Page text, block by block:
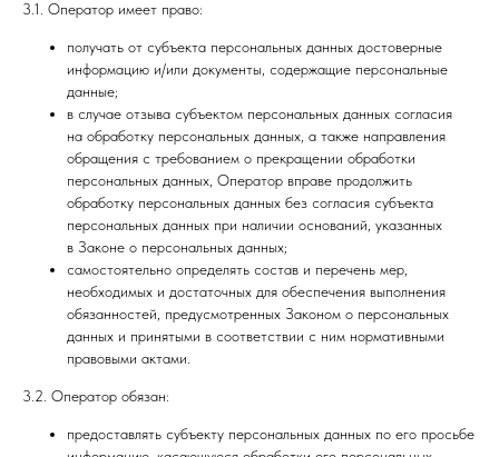
3.1. Оператор имеет право:
получать от субъекта персональных данных достоверные
информацию и/или документы, содержащие персональные
данные;
в случае отзыва субъектом персональных данных согласия
на обработку персональных данных, а также направления
обращения с требованием о прекращении обработки
персональных данных, Оператор вправе продолжить
обработку персональных данных без согласия субъекта
персональных данных при наличии оснований, указанных
в Законе о персональных данных;
самостоятельно определять состав и перечень мер,
необходимых и достаточных для обеспечения выполнения
обязанностей, предусмотренных Законом о персональных
данных и принятыми в соответствии с ним нормативными
правовыми актами.
3.2. Оператор обязан:
предоставлять субъекту персональных данных по его просьбе